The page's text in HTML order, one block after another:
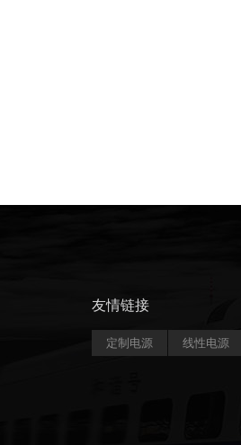
友情链接
定制电源 线性电源